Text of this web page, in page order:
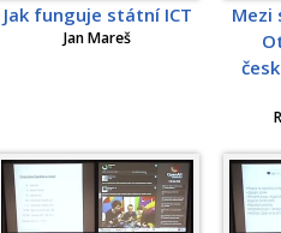
Jak funguje státní ICT
Jan Mareš
Mezi